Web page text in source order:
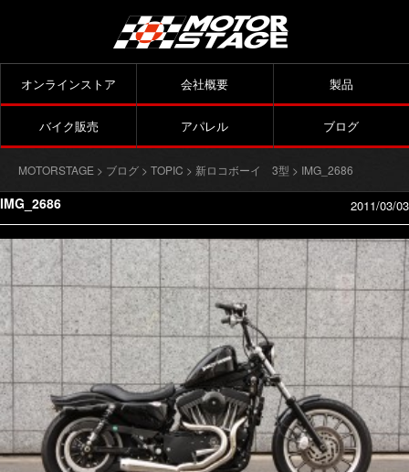
オンラインストア 会社概要 製品
バイク販売 アパレル ブログ
MOTORSTAGE > ブログ > TOPIC > 新ロコボーイ 3型 > IMG_2686
IMG_2686 2011/03/03